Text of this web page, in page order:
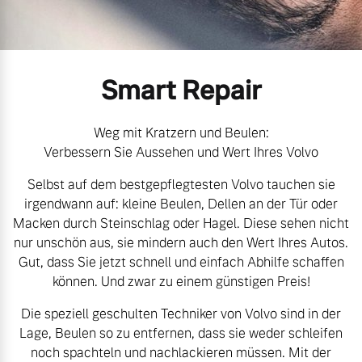
Geschäftskunden
Editionsmodelle
Konnektivität
Angebot anfragen
Volvo Gebrauchtwagenbörse
Aktuelle Zubehörangebote
Service by Volvo
Vielzahl von Original
Volvo Winter- und
Sommer Kompletträder.
Kontakt und Anfahrt
Smart Repair
Weg mit Kratzern und Beulen:
Verbessern Sie Aussehen und Wert Ihres Volvo
Selbst auf dem bestgepflegtesten Volvo tauchen sie
irgendwann auf: kleine Beulen, Dellen an der Tür oder
Macken durch Steinschlag oder Hagel. Diese sehen nicht
nur unschön aus, sie mindern auch den Wert Ihres Autos.
Gut, dass Sie jetzt schnell und einfach Abhilfe schaffen
können. Und zwar zu einem günstigen Preis!
Die speziell geschulten Techniker von Volvo sind in der
Lage, Beulen so zu entfernen, dass sie weder schleifen
noch spachteln und nachlackieren müssen. Mit der